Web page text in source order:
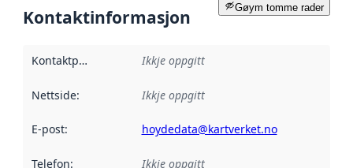
Gøym tomme rader
Kontaktinformasjon
Kontaktpunkt Ikkje oppgitt
Nettside: Ikkje oppgitt
E-post: hoydedata@kartverket.no
Telefon: Ikkje oppgitt